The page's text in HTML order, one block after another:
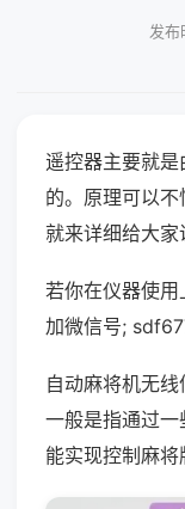
发
遥控器主要就
的。原理可以
就来详细给大家
若你在仪器使
加微信号;
自动麻将机无
一般是指通过
能实现控制麻将